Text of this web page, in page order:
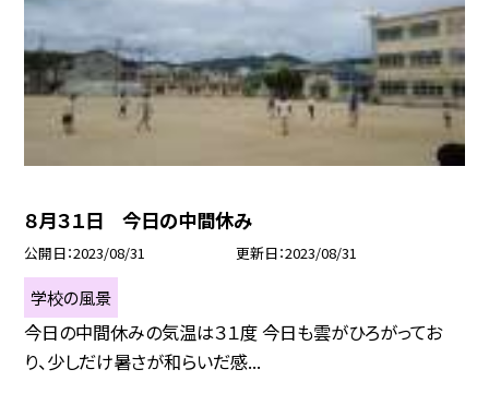
８月３１日 今日の中間休み
公開日 2023/08/31 更新日 2023/08/31
学校の風景
今日の中間休みの気温は３１度 今日も雲がひろがってお
り、少しだけ暑さが和らいだ感...